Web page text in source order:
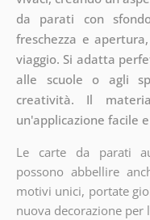
da parati con
freschezza e
viaggio. Si adatta
alle scuole o agli
creatività. Il
un'applicazione facile
Le carte da parati
possono abbellire
motivi unici, portate
nuova decorazione per